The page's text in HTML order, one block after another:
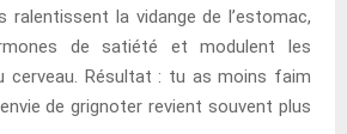
ralentissent la vidange de l’estomac,
de satiété et modulent les
cerveau. Résultat : tu as moins faim
de grignoter revient souvent plus